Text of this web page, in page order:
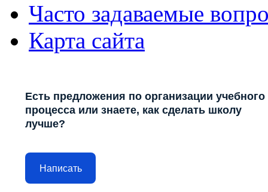
Часто задаваемые
Карта сайта
Есть предложения по организации учебного
процесса или знаете, как сделать школу
лучше?
Написать